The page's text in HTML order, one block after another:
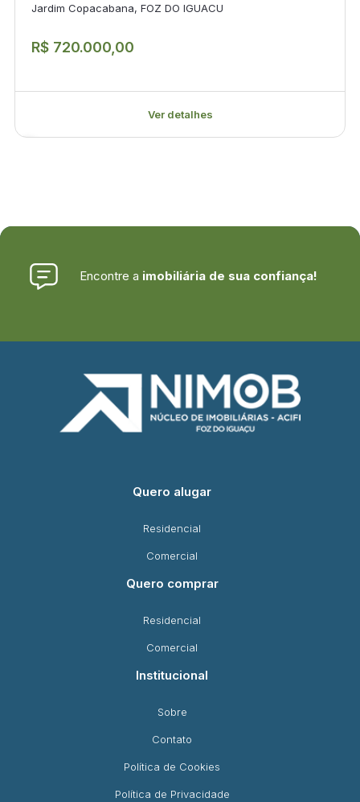
Jardim Copacabana, FOZ DO IGUACU
R$ 720.000,00
Ver detalhes
Encontre a imobiliária de sua confiança!
Quero alugar
Residencial
Comercial
Quero comprar
Residencial
Comercial
Institucional
Sobre
Contato
Política de Cookies
Política de Privacidade